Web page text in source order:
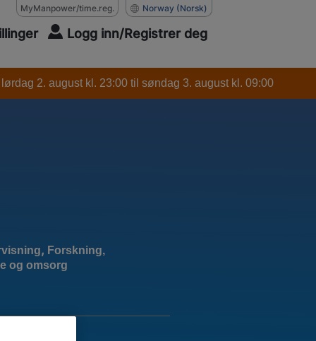
MyManpower/time.reg. Norway (Norsk)
Logg inn/Registrer deg
2. august kl. 23:00 til søndag 3. august kl. 09:00
, Forskning,
og omsorg